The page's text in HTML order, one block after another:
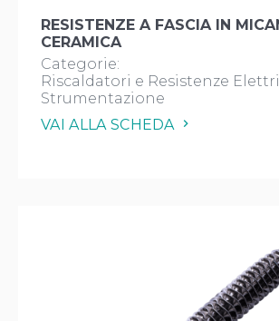
RESISTENZE A FASCIA IN
CERAMICA
Categorie:
Riscaldatori e Resistenze
Strumentazione
VAI ALLA SCHEDA